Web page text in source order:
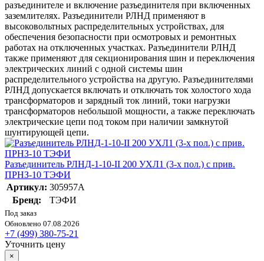
разъединителе и включение разъединителя при включенных
заземлителях. Разъединители РЛНД применяют в
высоковольтных распределительных устройствах, для
обеспечения безопасности при осмотровых и ремонтных
работах на отключенных участках. Разъединители РЛНД
также применяют для секционирования шин и переключения
электрических линий с одной системы шин
распределительного устройства на другую. Разъединителями
РЛНД допускается включать и отключать ток холостого хода
трансформаторов и зарядный ток линий, токи нагрузки
трансформаторов небольшой мощности, а также переключать
электрические цепи под током при наличии замкнутой
шунтирующей цепи.
Разъединитель РЛНД-1-10-II 200 УХЛ1 (3-х пол.) с прив.
ПРНЗ-10 ТЭФИ
Артикул: 305957А
Бренд:
ТЭФИ
Под заказ
Обновлено 07.08.2026
+7 (499) 380-75-21
Уточнить цену
×